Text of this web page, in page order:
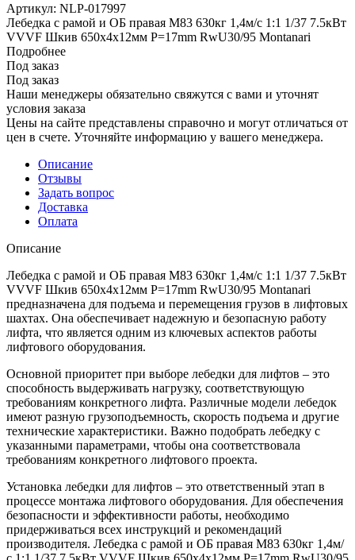
Артикул: NLP-017997
Лебедка с рамой и ОБ правая М83 630кг 1,4м/с 1:1 1/37 7.5кВт
VVVF Шкив 650х4x12мм P=17mm RwU30/95 Montanari
Подробнее
Под заказ
Под заказ
Наши менеджеры обязательно свяжутся с вами и уточнят
условия заказа
Цены на сайте представлены справочно и могут отличаться от
цен в счете. Уточняйте информацию у вашего менеджера.
Описание
Отзывы
Задать вопрос
Доставка
Оплата
Описание
Лебедка с рамой и ОБ правая М83 630кг 1,4м/с 1:1 1/37 7.5кВт
VVVF Шкив 650х4x12мм P=17mm RwU30/95 Montanari
предназначена для подъема и перемещения грузов в лифтовых
шахтах. Она обеспечивает надежную и безопасную работу
лифта, что является одним из ключевых аспектов работы
лифтового оборудования.
Основной приоритет при выборе лебедки для лифтов – это
способность выдерживать нагрузку, соответствующую
требованиям конкретного лифта. Различные модели лебедок
имеют разную грузоподъемность, скорость подъема и другие
технические характеристики. Важно подобрать лебедку с
указанными параметрами, чтобы она соответствовала
требованиям конкретного лифтового проекта.
Установка лебедки для лифтов – это ответственный этап в
процессе монтажа лифтового оборудования. Для обеспечения
безопасности и эффективности работы, необходимо
придерживаться всех инструкций и рекомендаций
производителя. Лебедка с рамой и ОБ правая М83 630кг 1,4м/